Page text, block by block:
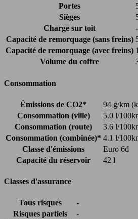
Portes
Sièges
Charge sur toit
-
Capacité de remorquage (sans freins)
Capacité de remorquage (avec freins)
Volume du coffre
Consommation
Émissions de CO2*
94 g/km
Consommation (ville)
5.0 l/
Consommation (route)
3.6 l/
Consommation (combinée)* 4.1 l/
Classe d'émissions
Euro 6d
Capacité du réservoir
42 l
Classes d'assurance
Tous risques
-
Risques partiels
-